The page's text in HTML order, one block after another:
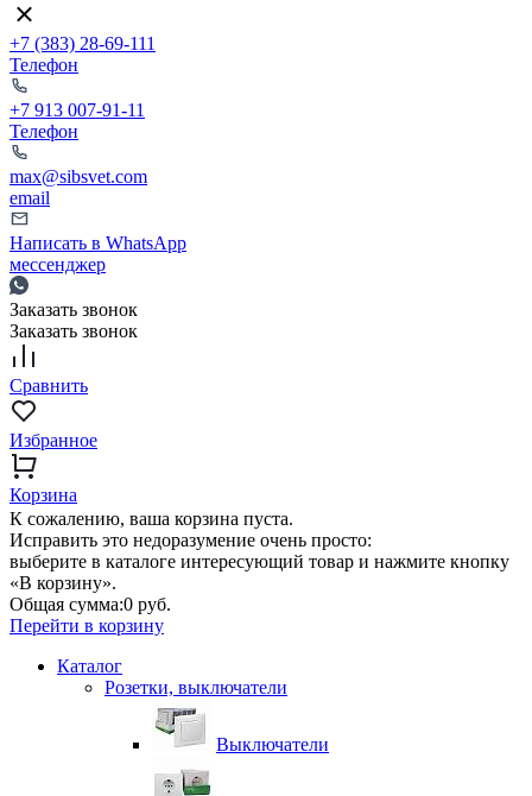
+7 (383) 28-69-111
Телефон
+7 913 007-91-11
Телефон
max@sibsvet.com
email
Написать в WhatsApp
мессенджер
Заказать звонок
Заказать звонок
Сравнить
Избранное
Корзина
К сожалению, ваша корзина пуста.
Исправить это недоразумение очень просто:
выберите в каталоге интересующий товар и нажмите кнопку
«В корзину».
Общая сумма:0 руб.
Перейти в корзину
Каталог
Розетки, выключатели
Выключатели